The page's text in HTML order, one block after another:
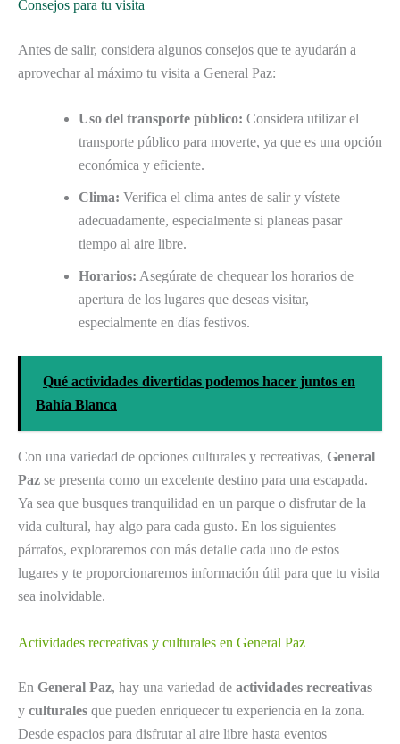
Consejos para tu visita
Antes de salir, considera algunos consejos que te ayudarán a
aprovechar al máximo tu visita a General Paz:
Uso del transporte público: Considera utilizar el
transporte público para moverte, ya que es una opción
económica y eficiente.
Clima: Verifica el clima antes de salir y vístete
adecuadamente, especialmente si planeas pasar
tiempo al aire libre.
Horarios: Asegúrate de chequear los horarios de
apertura de los lugares que deseas visitar,
especialmente en días festivos.
Qué actividades divertidas podemos hacer juntos en
Bahía Blanca
Con una variedad de opciones culturales y recreativas, General
Paz se presenta como un excelente destino para una escapada.
Ya sea que busques tranquilidad en un parque o disfrutar de la
vida cultural, hay algo para cada gusto. En los siguientes
párrafos, exploraremos con más detalle cada uno de estos
lugares y te proporcionaremos información útil para que tu visita
sea inolvidable.
Actividades recreativas y culturales en General Paz
En General Paz, hay una variedad de actividades recreativas
y culturales que pueden enriquecer tu experiencia en la zona.
Desde espacios para disfrutar al aire libre hasta eventos